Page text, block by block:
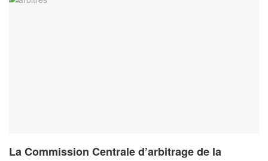
La Commission Centrale d’arbitrage de la